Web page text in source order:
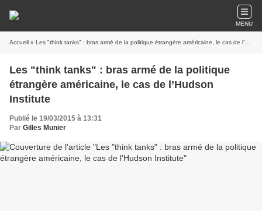
MENU
Accueil » Les "think tanks" : bras armé de la politique étrangère américaine, le cas de l’Hudson Institute
Les "think tanks" : bras armé de la politique
étrangère américaine, le cas de l’Hudson
Institute
Publié le 19/03/2015 à 13:31
Par Gilles Munier